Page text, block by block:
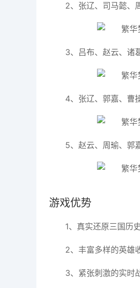
2、张辽、司马懿、
3、吕布、赵云、诸
4、张辽、郭嘉、曹
5、赵云、周瑜、郭
游戏优势
1、真实还原三国历
2、丰富多样的英雄
3、紧张刺激的实时